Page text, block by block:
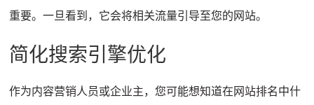
重要。一旦看到，它会将相关流量引导至您的网站。
简化搜索引擎优化
作为内容营销人员或企业主，您可能想知道在网站排名中什